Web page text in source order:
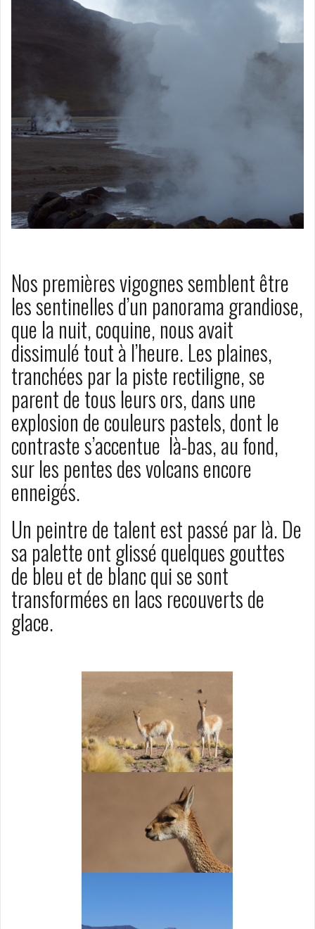
Nos premières vigognes semblent être
les sentinelles d’un panorama grandiose,
que la nuit, coquine, nous avait
dissimulé tout à l’heure. Les plaines,
tranchées par la piste rectiligne, se
parent de tous leurs ors, dans une
explosion de couleurs pastels, dont le
contraste s’accentue là-bas, au fond,
sur les pentes des volcans encore
enneigés.
Un peintre de talent est passé par là. De
sa palette ont glissé quelques gouttes
de bleu et de blanc qui se sont
transformées en lacs recouverts de
glace.